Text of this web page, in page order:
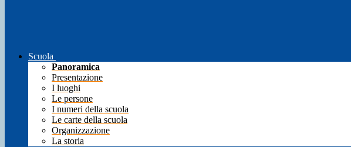
Scuola
Panoramica
Presentazione
I luoghi
Le persone
I numeri della scuola
Le carte della scuola
Organizzazione
La storia